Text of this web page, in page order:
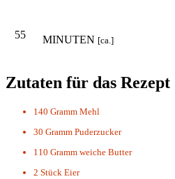
55 MINUTEN [ca.]
Zutaten für das Rezept
140 Gramm Mehl
30 Gramm Puderzucker
110 Gramm weiche Butter
2 Stück Eier